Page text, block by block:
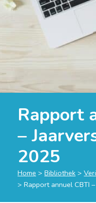
Rapport
–
2025
Home > Bibliothek >
> Rapport annuel CBTI